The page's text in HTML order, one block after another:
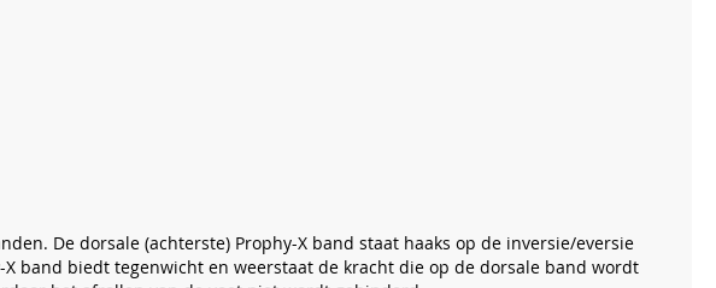
De dorsale (achterste) Prophy-X band staat haaks op de inversie/eversie
band biedt tegenwicht en weerstaat de kracht die op de dorsale band wordt